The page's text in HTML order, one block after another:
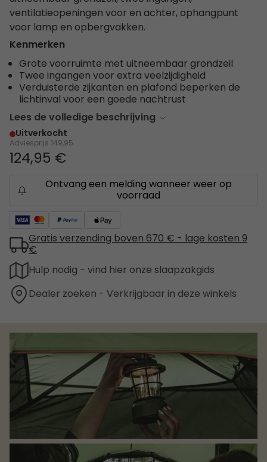
ventilatieopeningen voor en achter, ophangpunt
voor lamp en opbergvakken.
Kenmerken
Grote voorruimte met uitneembaar grondzeil
Twee ingangen voor extra veelzijdigheid
Verduisterde zijkanten en plafond beperken de
lichtinval voor een goede nachtrust
Lees de volledige beschrijving
Uitverkocht
Adviesprijs 149,95
124,95 €
Ontvang een melding wanneer weer op
voorraad
Gratis verzending boven 670 € - lage kosten 9
€
Hulp nodig - vind hier onze slaapzakgids
Dealer zoeken - Verkrijgbaar in deze winkels